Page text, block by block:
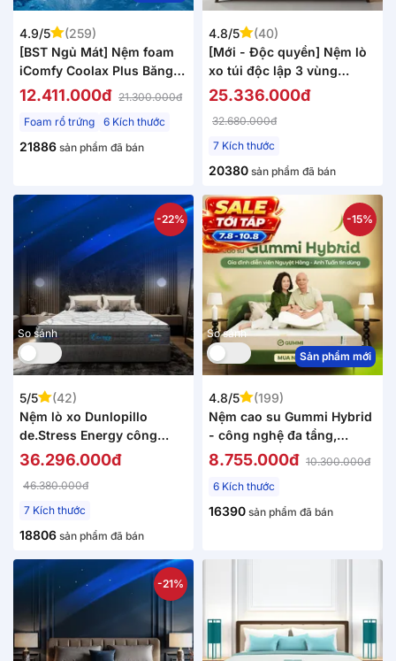
4.9/5
(259)
[BST Ngủ Mát] Nệm foam
iComfy Coolax Plus Băng
Lạnh Đa Tầng Dày 20cm
12.411.000đ 21.300.000đ
Foam rổ trứng
6 Kích thước
21886 sản phẩm đã bán
4.8/5
(40)
[Mới - Độc quyền] Nệm lò
xo túi độc lập 3 vùng
Dunlopillo de.Stress
25.336.000đ
32.680.000đ
7 Kích thước
20380 sản phẩm đã bán
So sánh
-22%
5/5
(42)
Nệm lò xo Dunlopillo
de.Stress Energy công
nghệ cách ly chuyển động
36.296.000đ
46.380.000đ
7 Kích thước
18806 sản phẩm đã bán
So sánh
-15%
Sản phẩm mới
4.8/5
(199)
Nệm cao su Gummi Hybrid
- công nghệ đa tầng,
kháng khuẩn, siêu thoáng
8.755.000đ 10.300.000đ
6 Kích thước
16390 sản phẩm đã bán
-21%